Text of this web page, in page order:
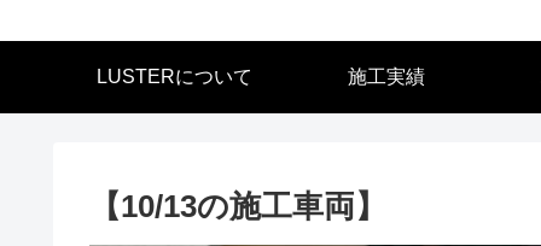
LUSTERについて 施工実績
【10/13の施工車両】